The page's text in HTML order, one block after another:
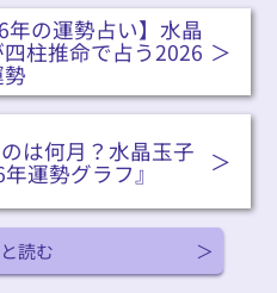
年の運勢占い】水晶
柱推命で占う2026
は何月？水晶玉子
運勢グラフ』
読む